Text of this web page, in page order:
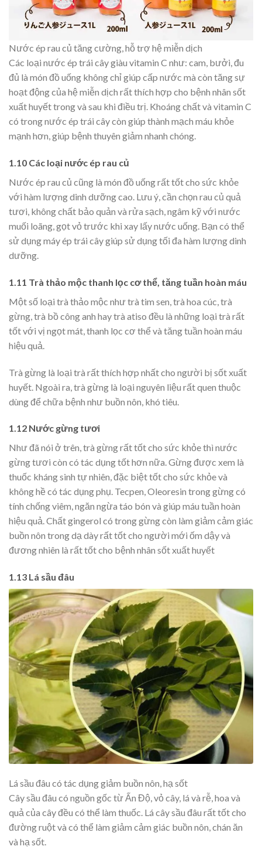
Nước ép rau củ tăng cường, hỗ trợ hệ miễn dịch
Các loại nước ép trái cây giàu vitamin C như: cam, bưởi, đu
đủ là món đồ uống không chỉ giúp cấp nước mà còn tăng sự
hoạt động của hệ miễn dịch rất thích hợp cho bệnh nhân sốt
xuất huyết trong và sau khi điều trị. Khoáng chất và vitamin C
có trong nước ép trái cây còn giúp thành mạch máu khỏe
mạnh hơn, giúp bệnh thuyên giảm nhanh chóng.
1.10 Các loại nước ép rau củ
Nước ép rau củ cũng là món đồ uống rất tốt cho sức khỏe
với hàm lượng dinh dưỡng cao. Lưu ý, cần chọn rau củ quả
tươi, không chất bảo quản và rửa sạch, ngâm kỹ với nước
muối loãng, gọt vỏ trước khi xay lấy nước uống. Bạn có thể
sử dụng máy ép trái cây giúp sử dụng tối đa hàm lượng dinh
dưỡng.
1.11 Trà thảo mộc thanh lọc cơ thể, tăng tuần hoàn máu
Một số loại trà thảo mộc như trà tim sen, trà hoa cúc, trà
gừng, trà bồ công anh hay trà atiso đều là những loại trà rất
tốt với vị ngọt mát, thanh lọc cơ thể và tăng tuần hoàn máu
hiệu quả.
Trà gừng là loại trà rất thích hợp nhất cho người bị sốt xuất
huyết. Ngoài ra, trà gừng là loại nguyên liệu rất quen thuộc
dùng để chữa bệnh như buồn nôn, khó tiêu.
1.12 Nước gừng tươi
Như đã nói ở trên, trà gừng rất tốt cho sức khỏe thì nước
gừng tươi còn có tác dụng tốt hơn nữa. Gừng được xem là
thuốc kháng sinh tự nhiên, đặc biệt tốt cho sức khỏe và
không hề có tác dụng phụ. Tecpen, Oleoresin trong gừng có
tính chống viêm, ngăn ngừa táo bón và giúp máu tuần hoàn
hiệu quả. Chất gingerol có trong gừng còn làm giảm cảm giác
buồn nôn trong dạ dày rất tốt cho người mới ốm dậy và
đương nhiên là rất tốt cho bệnh nhân sốt xuất huyết
1.13 Lá sầu đâu
Lá sầu đâu có tác dụng giảm buồn nôn, hạ sốt
Cây sầu đâu có nguồn gốc từ Ấn Độ, vỏ cây, lá và rễ, hoa và
quả của cây đều có thể làm thuốc. Lá cây sầu đâu rất tốt cho
đường ruột và có thể làm giảm cảm giác buồn nôn, chán ăn
và hạ sốt.